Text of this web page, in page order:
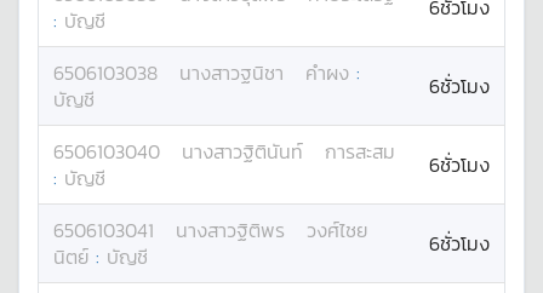
: บัญชี 6ชั่วโมง
6506103038 นางสาวฐนิชา คำผง :
บัญชี
6ชั่วโมง
6506103040 นางสาวฐิตินันท์
การสะสม
: บัญชี 6ชั่วโมง
6506103041 นางสาวฐิติพร
วงศ์ไชย
นิตย์ : บัญชี 6ชั่วโมง